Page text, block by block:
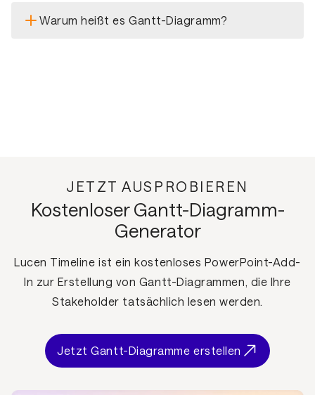
Warum heißt es Gantt-Diagramm?
JETZT AUSPROBIEREN
Kostenloser Gantt-Diagramm-
Generator
Lucen Timeline ist ein kostenloses PowerPoint-Add-
In zur Erstellung von Gantt-Diagrammen, die Ihre
Stakeholder tatsächlich lesen werden.
Jetzt Gantt-Diagramme erstellen